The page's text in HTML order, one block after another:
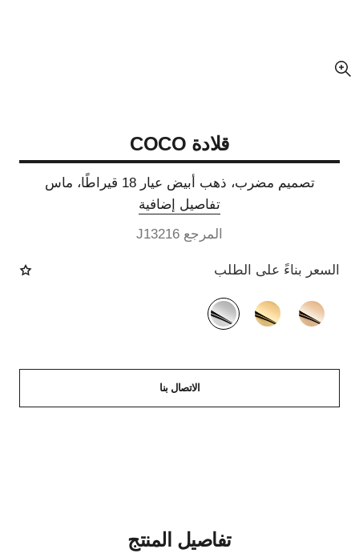
عرض مكبّر عن الصورة
قلادة COCO
تصميم مضرب، ذهب أبيض عيار 18 قيراطًا، ماس
تفاصيل إضافية
المرجع J13216
السعر بناءً على الطلب
الصيغة البديلة(3)
الاتصال بنا
تفاصيل المنتج